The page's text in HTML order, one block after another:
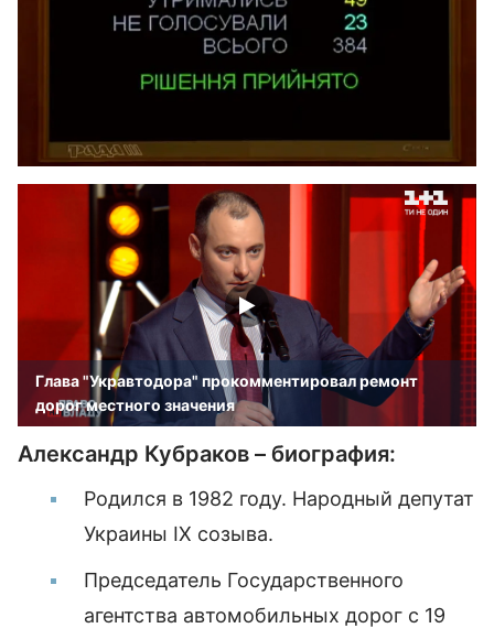
Глава "Укравтодора" прокомментировал ремонт
дорог местного значения
Александр Кубраков – биография:
Родился в 1982 году. Народный депутат
Украины IX созыва.
Председатель Государственного
агентства автомобильных дорог с 19